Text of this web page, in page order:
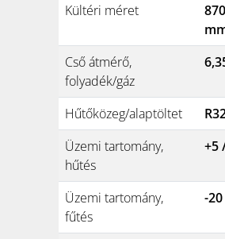
Kültéri méret
Cső átmérő,
folyadék/gáz
Hűtőközeg/alaptöltet
Üzemi tartomány,
hűtés
+5
Üzemi tartomány,
fűtés
-